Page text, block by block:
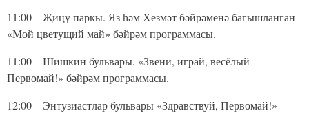
11:00 – Җиңү паркы. Яз һәм Хезмәт бәйрәменә багышланган
«Мой цветущий май» бәйрәм программасы.
11:00 – Шишкин бульвары. «Звени, играй, весёлый
Первомай!» бәйрәм программасы.
12:00 – Энтузиастлар бульвары «Здравствуй, Первомай!»